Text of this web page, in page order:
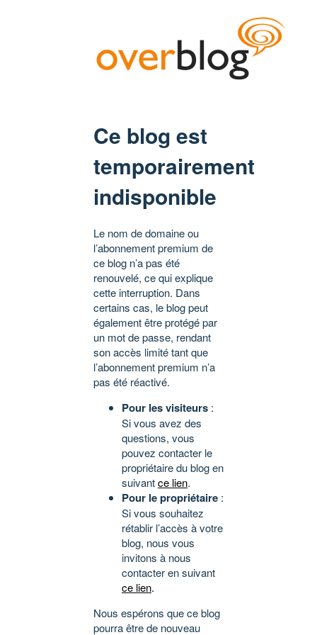
Ce blog est
temporairement
indisponible
Le nom de domaine ou
l’abonnement premium de
ce blog n’a pas été
renouvelé, ce qui explique
cette interruption. Dans
certains cas, le blog peut
également être protégé par
un mot de passe, rendant
son accès limité tant que
l’abonnement premium n’a
pas été réactivé.
Pour les visiteurs :
Si vous avez des
questions, vous
pouvez contacter le
propriétaire du blog en
suivantce lien.
Pour le propriétaire :
Si vous souhaitez
rétablir l’accès à votre
blog, nous vous
invitons à nous
contacter en suivant
ce lien.
Nous espérons que ce blog
pourra être de nouveau